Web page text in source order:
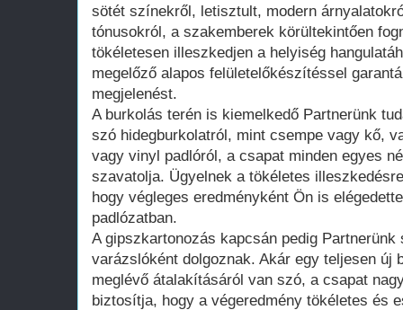
sötét színekről, letisztult, modern
tónusokról, a szakemberek körültekintően
tökéletesen illeszkedjen a helyiség
megelőző alapos felületelőkészítéssel
megjelenést.
A burkolás terén is kiemelkedő Partnerünk
szó hidegburkolatról, mint csempe vagy kő,
vagy vinyl padlóról, a csapat minden egyes
szavatolja. Ügyelnek a tökéletes
hogy végleges eredményként Ön is
padlózatban.
A gipszkartonozás kapcsán pedig Partnerünk
varázslóként dolgoznak. Akár egy teljesen új
meglévő átalakításáról van szó, a csapat
biztosítja, hogy a végeredmény tökéletes és